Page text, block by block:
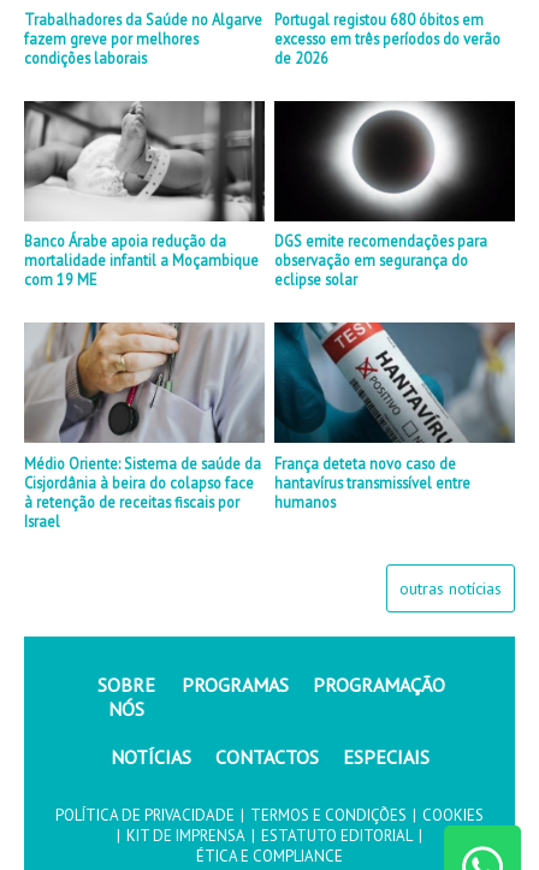
Trabalhadores da Saúde no Algarve
fazem greve por melhores
condições laborais
Portugal registou 680 óbitos em
excesso em três períodos do verão
de 2026
Banco Árabe apoia redução da
mortalidade infantil a Moçambique
com 19 ME
DGS emite recomendações para
observação em segurança do
eclipse solar
Médio Oriente: Sistema de saúde da
Cisjordânia à beira do colapso face
à retenção de receitas fiscais por
Israel
França deteta novo caso de
hantavírus transmissível entre
humanos
outras notícias
SOBRE
NÓS
PROGRAMAS PROGRAMAÇÃO
NOTÍCIAS CONTACTOS ESPECIAIS
POLÍTICA DE PRIVACIDADE | TERMOS E CONDIÇÕES | COOKIES
| KIT DE IMPRENSA | ESTATUTO EDITORIAL |
ÉTICA E COMPLIANCE